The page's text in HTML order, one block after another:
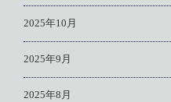
2025年10月
2025年9月
2025年8月